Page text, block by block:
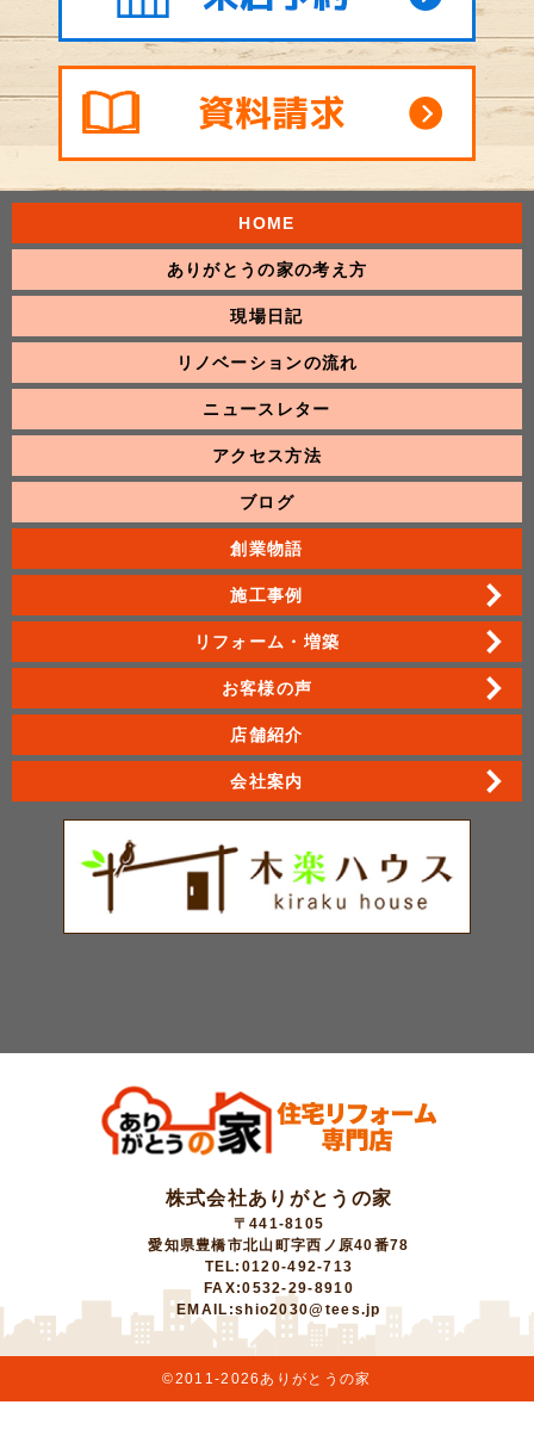
HOME
ありがとうの家の考え方
現場日記
リノベーションの流れ
ニュースレター
アクセス方法
ブログ
創業物語
施工事例
リフォーム・増築
お客様の声
店舗紹介
会社案内
株式会社ありがとうの家
〒441-8105
愛知県豊橋市北山町字西ノ原40番78
TEL:0120-492-713
FAX:0532-29-8910
EMAIL:shio2030@tees.jp
©2011-2026ありがとうの家